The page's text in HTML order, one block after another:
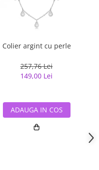
Colier argint cu perle
257,76 Lei
149,00 Lei
ADAUGA IN COS